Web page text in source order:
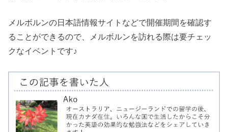
メルボルンの日本語情報サイトなどで開催期間を確認す
ることができるので、メルボルンを訪れる際は要チェッ
クなイベントです♪